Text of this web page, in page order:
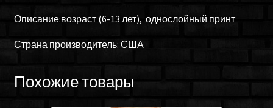
Описание:возраст (6-13 лет), однослойный принт
Страна производитель: США
Похожие товары